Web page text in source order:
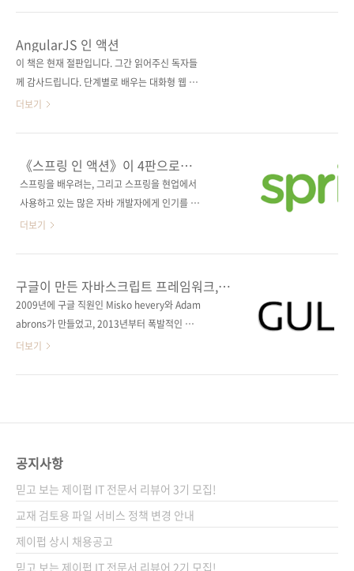
뭐지?’라는 가장 기본적인 개념을 도입하는 것부
한 그림과 함께 체계적으로 설명합니다.때문에
자바스크립트 프레임워크를 공부하려는 독자는
물론, 이미 Vue.js를 사용하시는 분들도 기..
게 배운다! 도서구매 사이트(가나다순)[강컴] [교
보문고] [도서11번가] [반디앤루니스] [알라딘]
[예스이십사] [인터파크]전자책 구매 사이트(가
딘] [예스24] [인터파크] 출판사 제이펍저자명
윤석진출판일 2018년 6월 29일페이지 408쪽
제 본 무선(soft cover)정 가 27,000원ISBN
979-11-88621-27-9 (93000)키워드 ..
AngularJS 인 액션
이 책은 현재 절판입니다. 그간 읽어주신 독자들
께 감사드립니다. 단계별로 배우는 대화형 웹 애
플리케이션!트렐로(Trello)와 유사한 안젤로
AngularJS in Action(ISBN:
9781617291333)저자명 루카스 루벨키, 브라
이언 포드역자명 장현희출판일 2015년 12월
(188*245*15)제 본 무선(soft cover)정 가
22,000원ISBN 979-11-85890-39-5 (93000)
화형 웹 페이지, 자바스크립트, 웹사이트, 프런트
엔드, Node.js, MongoDB분야 웹 프로그래밍
/..
더보기
《스프링 인 액션》이 4판으로
돌아왔습니다!
스프링을 배우려는, 그리고 스프링을 현업에서
사용하고 있는 많은 자바 개발자에게 인기를 얻
고 있는 《스프링 인 액션》의 제4판이 드디어
를 반영하듯 국내에서는 2006년 에이콘 출판사
에서 1판을, 2008년 ITC 출판사에서 2판을, 그
리고 2012년에 저희 제이펍에서 3판을 연달아
만에 전면 개정된 4판이 나오게 되었습니다. 출
판사가 변경되었긴 했지만, 이렇게 한 책이 꾸준
더보기
구글이 만든 자바스크립트 프레임워크,
AngularJS
2009년에 구글 직원인 Misko hevery와 Adam
abrons가 만들었고, 2013년부터 폭발적인 인
기를 얻기 시작한 오픈 소스 자바스크립트 프레
적으로 관리할 수 있는 직관적인 프레임워크개
청난 코드를 절약할 수 있는 양방향 데이터 바인
딩HTML 코드를 대신하는 템플릿자바스크립트
와의 손쉬운 통합을 위한 데이터 구조 각 특징에
대한 자세한 설명이 궁금하시다면 페이지 하단
더보기
공지사항
믿고 보는 제이펍 IT 전문서 리뷰어 3기 모집!
교재 검토용 파일 서비스 정책 변경 안내
제이펍 상시 채용공고
믿고 보는 제이펍 IT 전문서 리뷰어 2기 모집!